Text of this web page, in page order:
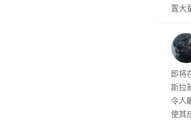
置大
化
纪录
即将
斯拉
令人
使其